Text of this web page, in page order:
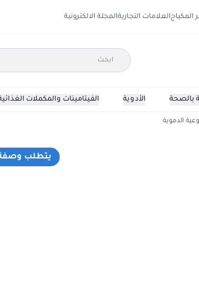
المكياجالعلامات التجاريةالمجلة الالكترونية
الفيتامينات والمكملات الأدوية بالصحة
الدموية
يتطلب